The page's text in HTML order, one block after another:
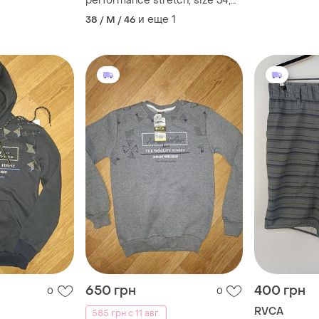
легкие, комфортные,
стрейчовые, полупояс 43
38 / M / 46 и еще 1
0 650 грн
0
585 грн с 11 авг.
400 грн
RVCA